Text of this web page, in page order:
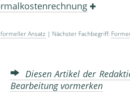
formeller Ansatz | Nächster Fachbegriff:
Diesen Artikel der
Bearbeitung vormerken